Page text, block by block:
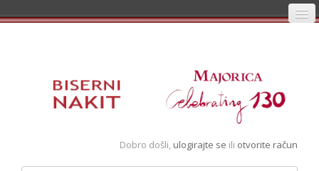
Registracija
Dobro došli, ulogirajte se ili otvorite račun